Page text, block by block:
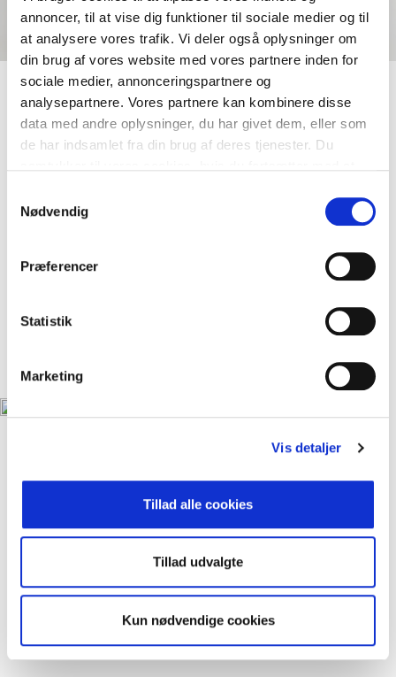
annoncer, til at vise dig funktioner til sociale medier og til
at analysere vores trafik. Vi deler også oplysninger om
din brug af vores website med vores partnere inden for
sociale medier, annonceringspartnere og
analysepartnere. Vores partnere kan kombinere disse
data med andre oplysninger, du har givet dem, eller som
de har indsamlet fra din brug af deres tjenester. Du
Nødvendig
Præferencer
Statistik
Marketing
Vis detaljer
Tillad alle cookies
Tillad udvalgte
Kun nødvendige cookies
Skriv dig op som Guldkøber®
Vi finder det, du ellers ikke finder
vores køberrådgivning, der i samarbejde med dig får
præciseret ønsker til pris, areal og postnummer.
Derudover tager vi også en snak om, hvad det præcis
er, du går og drømmer om. Såsom materialevalg, type
af bolig, unikke detaljer eller lign. Derefter overvåger vi
Se vores boliger til salg
KLIK HER
Vi forstår hvad du mener